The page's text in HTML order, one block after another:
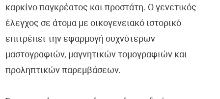
Βαρέα Μέταλλα - Metals & Traces®
Υγεία Καρδιάς και Αγγείων - CardioScan®
Παθολογικές Καταστάσεις
καρκίνο παγκρέατος και προστάτη. Ο γενετικός
έλεγχος σε άτομα με οικογενειακό ιστορικό
επιτρέπει την εφαρμογή συχνότερων
μαστογραφιών, μαγνητικών τομογραφιών και
προληπτικών παρεμβάσεων.